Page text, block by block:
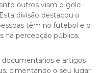
outros viam o golo
divisão destacou o
têm no futebol e o
na percepção pública.
documentários e artigos
cimentando o seu lugar